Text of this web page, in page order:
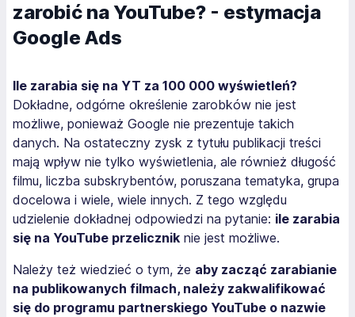
zarobić na YouTube? - estymacja
Google Ads
Ile zarabia się na YT za 100 000 wyświetleń?
Dokładne, odgórne określenie zarobków nie jest
możliwe, ponieważ Google nie prezentuje takich
danych. Na ostateczny zysk z tytułu publikacji treści
mają wpływ nie tylko wyświetlenia, ale również długość
filmu, liczba subskrybentów, poruszana tematyka, grupa
docelowa i wiele, wiele innych. Z tego względu
udzielenie dokładnej odpowiedzi na pytanie: ile zarabia
się na YouTube przelicznik nie jest możliwe.
Należy też wiedzieć o tym, że aby zacząć zarabianie
na publikowanych filmach, należy zakwalifikować
się do programu partnerskiego YouTube o nazwie